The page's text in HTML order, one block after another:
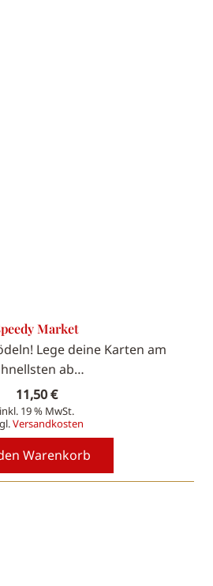
Market
Lege deine Karten am
ab…
11,50€
inkl. 19 % MwSt.
Versandkosten
Warenkorb